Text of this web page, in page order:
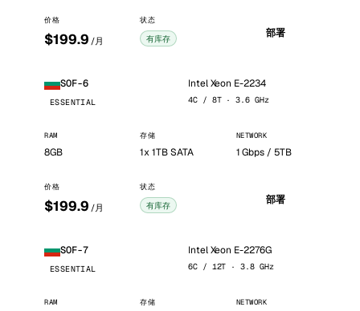
价格
$199.9 /月
状态
有库存 部署
SOF-6
ESSENTIAL
Intel Xeon E-2234
4C / 8T · 3.6 GHz
RAM
8GB
存储
1x 1TB SATA
NETWORK
1 Gbps / 5TB
价格
$199.9 /月
状态
有库存 部署
SOF-7
ESSENTIAL
Intel Xeon E-2276G
6C / 12T · 3.8 GHz
RAM 存储 NETWORK